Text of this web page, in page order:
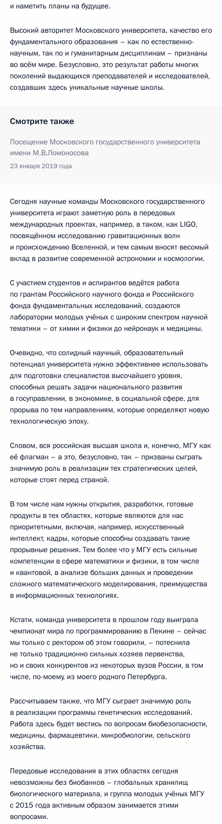
и наметить планы на будущее.
Высокий авторитет Московского университета, качество его
фундаментального образования – как по естественно-
научным, так по и гуманитарным дисциплинам – признаны
во всём мире. Безусловно, это результат работы многих
поколений выдающихся преподавателей и исследователей,
создавших здесь уникальные научные школы.
Смотрите также
Посещение Московского государственного университета
имени М.В.Ломоносова
23 января 2019 года
Сегодня научные команды Московского государственного
университета играют заметную роль в передовых
международных проектах, например, в таком, как LIGO,
посвящённом исследованию гравитационных волн
и происхождению Вселенной, и тем самым вносят весомый
вклад в развитие современной астрономии и космологии.
С участием студентов и аспирантов ведётся работа
по грантам Российского научного фонда и Российского
фонда фундаментальных исследований, создаются
лаборатории молодых учёных с широким спектром научной
тематики – от химии и физики до нейронаук и медицины.
Очевидно, что солидный научный, образовательный
потенциал университета нужно эффективнее использовать
для подготовки специалистов высочайшего уровня,
способных решать задачи национального развития
в госуправлении, в экономике, в социальной сфере, для
прорыва по тем направлениям, которые определяют новую
технологическую эпоху.
Словом, вся российская высшая школа и, конечно, МГУ как
её флагман – а это, безусловно, так – призваны сыграть
значимую роль в реализации тех стратегических целей,
которые стоят перед страной.
В том числе нам нужны открытия, разработки, готовые
продукты в тех областях, которые являются для нас
приоритетными, включая, например, искусственный
интеллект, кадры, которые способны создавать такие
прорывные решения. Тем более что у МГУ есть сильные
компетенции в сфере математики и физики, в том числе
и квантовой, в анализе больших данных и проведении
сложного математического моделирования, преимущества
в информационных технологиях.
Кстати, команда университета в прошлом году выиграла
чемпионат мира по программированию в Пекине – сейчас
мы только с ректором об этом говорили, – потеснила
не только традиционно сильных хозяев первенства,
но и своих конкурентов из некоторых вузов России, в том
числе, по-моему, из моего родного Петербурга.
Рассчитываем также, что МГУ сыграет значимую роль
в реализации программы генетических исследований.
Работа здесь будет вестись по вопросам биобезопасности,
медицины, фармацевтики, микробиологии, сельского
хозяйства.
Передовые исследования в этих областях сегодня
невозможны без биобанков – глобальных хранилищ
биологического материала, и группа молодых учёных МГУ
с 2015 года активным образом занимается этими
вопросами.